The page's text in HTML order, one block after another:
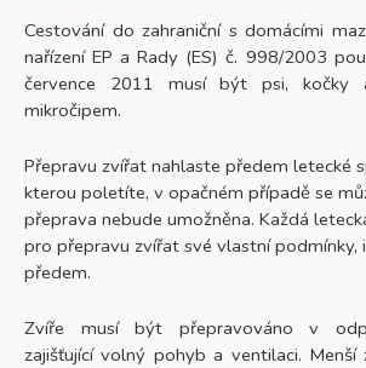
Cestování do zahraniční s domácími
nařízení EP a Rady (ES) č. 998/2003
července 2011 musí být psi, kočky
mikročipem.
Přepravu zvířat nahlaste předem letecké
kterou poletíte, v opačném případě se
přeprava nebude umožněna. Každá
pro přepravu zvířat své vlastní
předem.
Zvíře musí být přepravováno v
zajišťující volný pohyb a ventilaci.